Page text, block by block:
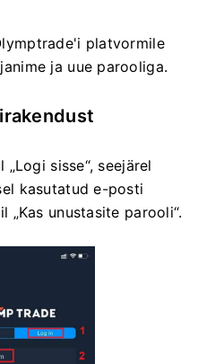
platvormile
ja uue parooliga.
sisse“, seejärel
kasutatud e-posti
„Kas unustasite parooli“.